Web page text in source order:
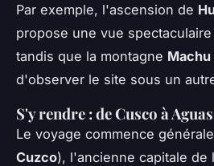
Par exemple, l'ascension de
propose une vue
tandis que la montagne
d'observer le site sous un
S'y rendre : de Cusco à
Le voyage commence
Cuzco), l'ancienne capitale de